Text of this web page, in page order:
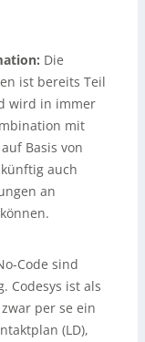
Die
ist bereits Teil
wird in immer
mit
Basis von
auch
an
Code sind
Codesys ist als
per se ein
(LD),